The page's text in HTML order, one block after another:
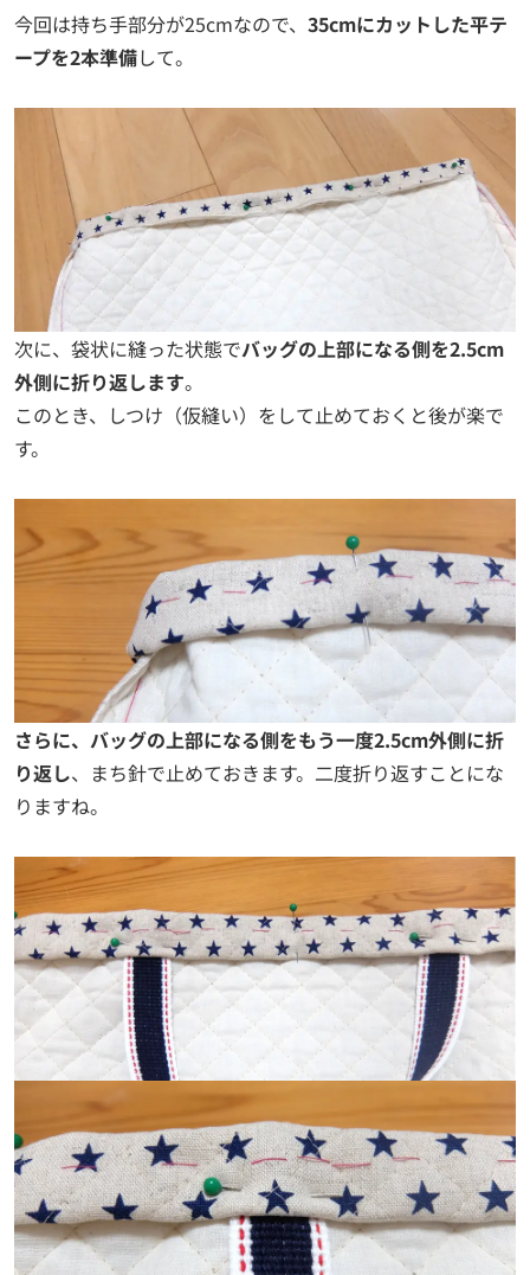
今回は持ち手部分が25cmなので、 35cmにカットした平テ
ープを2本準備して。
次に、袋状に縫った状態でバッグの上部になる側を2.5cm
外側に折り返します。
このとき、しつけ（仮縫い）をして止めておくと後が楽で
す。
さらに、バッグの上部になる側をもう一度2.5cm外側に折
り返し、まち針で止めておきます。二度折り返すことにな
りますね。